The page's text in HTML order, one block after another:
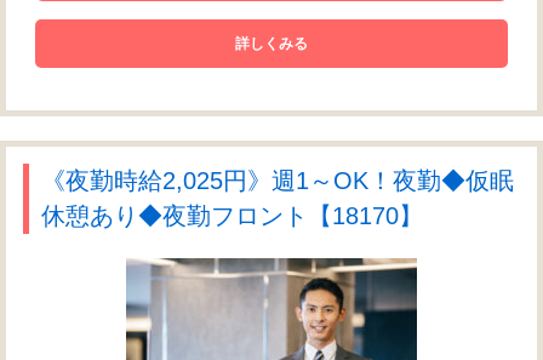
詳しくみる
《夜勤時給2,025円》週1～OK！夜勤◆仮眠
休憩あり◆夜勤フロント【18170】